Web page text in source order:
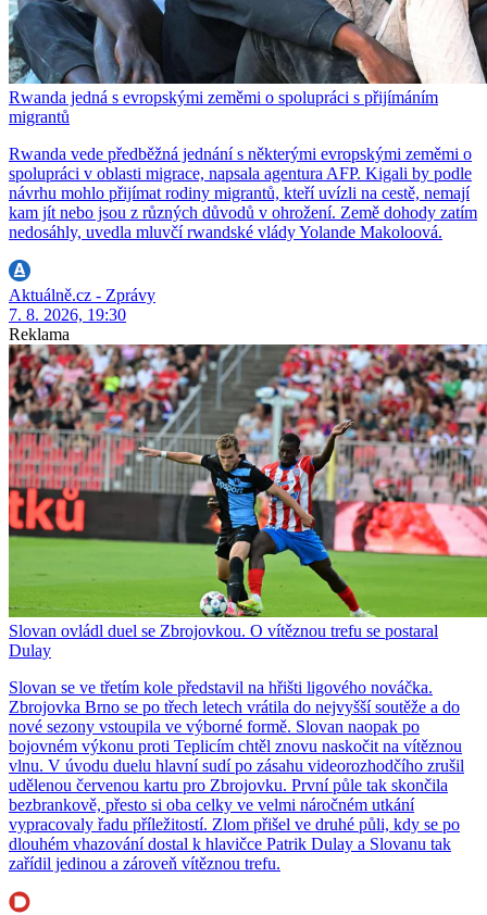
Rwanda jedná s evropskými zeměmi o spolupráci s přijímáním
migrantů
Rwanda vede předběžná jednání s některými evropskými zeměmi o
spolupráci v oblasti migrace, napsala agentura AFP. Kigali by podle
návrhu mohlo přijímat rodiny migrantů, kteří uvízli na cestě, nemají
kam jít nebo jsou z různých důvodů v ohrožení. Země dohody zatím
nedosáhly, uvedla mluvčí rwandské vlády Yolande Makoloová.
Aktuálně.cz - Zprávy
7. 8. 2026, 19:30
Reklama
Slovan ovládl duel se Zbrojovkou. O vítěznou trefu se postaral
Dulay
Slovan se ve třetím kole představil na hřišti ligového nováčka.
Zbrojovka Brno se po třech letech vrátila do nejvyšší soutěže a do
nové sezony vstoupila ve výborné formě. Slovan naopak po
bojovném výkonu proti Teplicím chtěl znovu naskočit na vítěznou
vlnu. V úvodu duelu hlavní sudí po zásahu videorozhodčího zrušil
udělenou červenou kartu pro Zbrojovku. První půle tak skončila
bezbrankově, přesto si oba celky ve velmi náročném utkání
vypracovaly řadu příležitostí. Zlom přišel ve druhé půli, kdy se po
dlouhém vhazování dostal k hlavičce Patrik Dulay a Slovanu tak
zařídil jedinou a zároveň vítěznou trefu.